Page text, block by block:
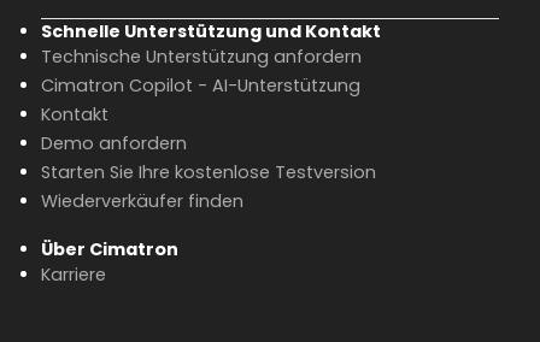
Schnelle Unterstützung und Kontakt
Technische Unterstützung anfordern
Cimatron Copilot - AI-Unterstützung
Kontakt
Demo anfordern
Starten Sie Ihre kostenlose Testversion
Wiederverkäufer finden
Über Cimatron
Karriere